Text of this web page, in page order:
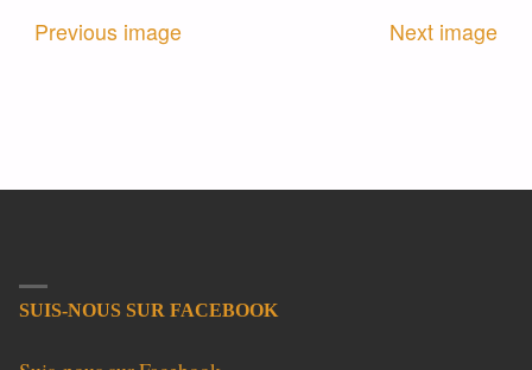
Previous image Next image
SUIS-NOUS SUR FACEBOOK